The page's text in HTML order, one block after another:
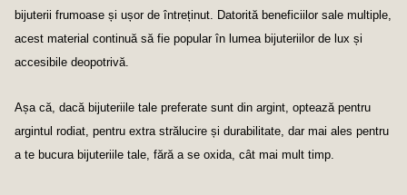
bijuterii frumoase și ușor de întreținut. Datorită beneficiilor sale multiple,
acest material continuă să fie popular în lumea bijuteriilor de lux și
accesibile deopotrivă.
Așa că, dacă bijuteriile tale preferate sunt din argint, optează pentru
argintul rodiat, pentru extra strălucire și durabilitate, dar mai ales pentru
a te bucura bijuteriile tale, fără a se oxida, cât mai mult timp.